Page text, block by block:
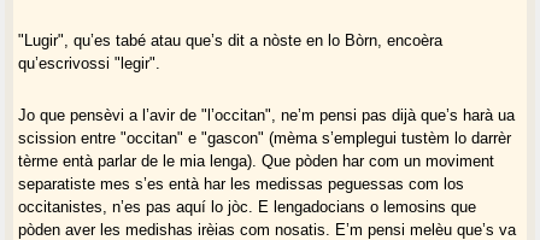
"Lugir", qu’es tabé atau que’s dit a nòste en lo Bòrn, encoèra
qu’escrivossi "legir".
Jo que pensèvi a l’avir de "l’occitan", ne’m pensi pas dijà que’s harà ua
scission entre "occitan" e "gascon" (mèma s’emplegui tustèm lo darrèr
tèrme entà parlar de le mia lenga). Que pòden har com un moviment
separatiste mes s’es entà har les medissas peguessas com los
occitanistes, n’es pas aquí lo jòc. E lengadocians o lemosins que
pòden aver les medishas irèias com nosatis. E’m pensi melèu que’s va